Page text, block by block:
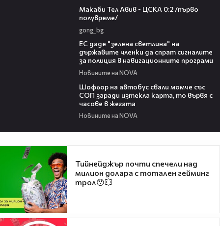
Макаби Тел Авив - ЦСКА 0:2 /първо
полувреме/
gong_bg
ЕС даде "зелена светлина" на
държавите членки да спрат сигналите
за полиция в навигационните програми
Новините на NOVA
Шофьор на автобус свали момче със
СОП заради изтекла карта, то вървя с
часове в жегата
Новините на NOVA
Тийнейджър почти спечели над
милион долара с тотален гейминг
трол😯💥